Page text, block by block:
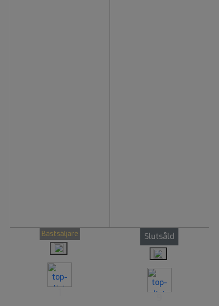
Bästsäljare Slutsåld